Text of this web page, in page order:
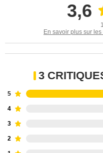
3,6
En savoir plus sur
3
5
4
3
2